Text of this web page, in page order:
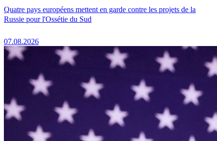
Quatre pays européens mettent en garde contre les projets de la
Russie pour l'Ossétie du Sud
07.08.2026